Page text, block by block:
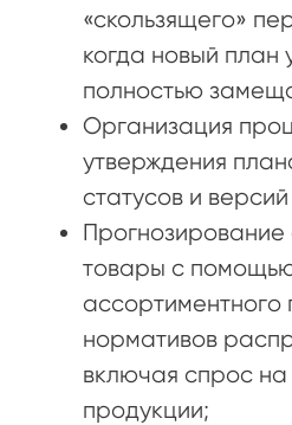
«скользящего»
когда новый план
полностью
Организация
утверждения
статусов и
товары с
ассортиментного
нормативов
включая спрос на
продукции;